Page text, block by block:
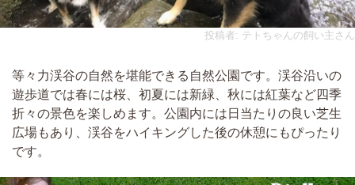
投稿者: テトちゃんの飼い主さん
等々力渓谷の自然を堪能できる自然公園です。渓谷沿いの
遊歩道では春には桜、初夏には新緑、秋には紅葉など四季
折々の景色を楽しめます。公園内には日当たりの良い芝生
広場もあり、渓谷をハイキングした後の休憩にもぴったり
です。